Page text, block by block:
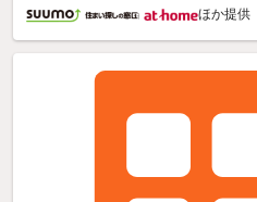
ほか提供